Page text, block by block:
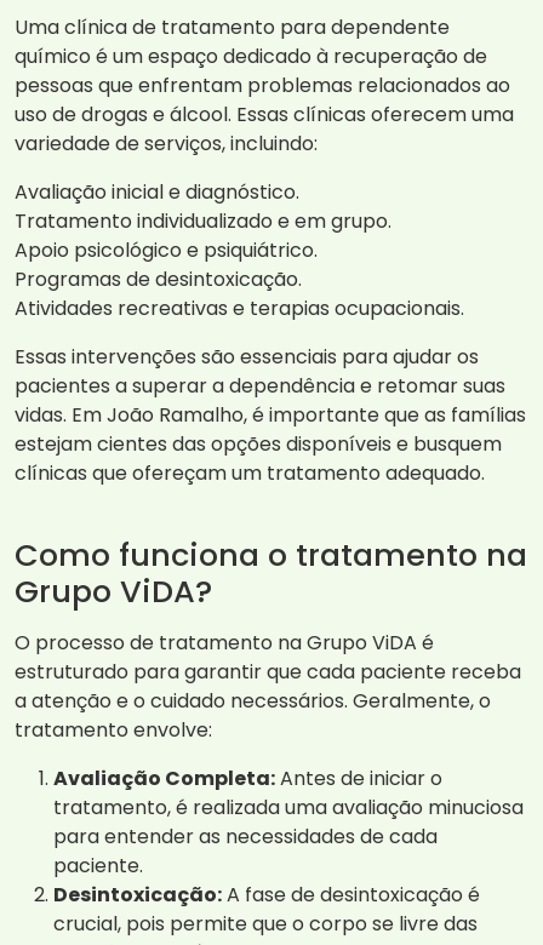
Uma clínica de tratamento para dependente
químico é um espaço dedicado à recuperação de
pessoas que enfrentam problemas relacionados ao
uso de drogas e álcool. Essas clínicas oferecem uma
variedade de serviços, incluindo:
Avaliação inicial e diagnóstico.
Tratamento individualizado e em grupo.
Apoio psicológico e psiquiátrico.
Programas de desintoxicação.
Atividades recreativas e terapias ocupacionais.
Essas intervenções são essenciais para ajudar os
pacientes a superar a dependência e retomar suas
vidas. Em João Ramalho, é importante que as famílias
estejam cientes das opções disponíveis e busquem
clínicas que ofereçam um tratamento adequado.
Como funciona o tratamento na
Grupo ViDA?
O processo de tratamento na Grupo ViDA é
estruturado para garantir que cada paciente receba
a atenção e o cuidado necessários. Geralmente, o
tratamento envolve:
Avaliação Completa:Antes de iniciar o
tratamento, é realizada uma avaliação minuciosa
para entender as necessidades de cada
paciente.
Desintoxicação:A fase de desintoxicação é
crucial, pois permite que o corpo se livre das